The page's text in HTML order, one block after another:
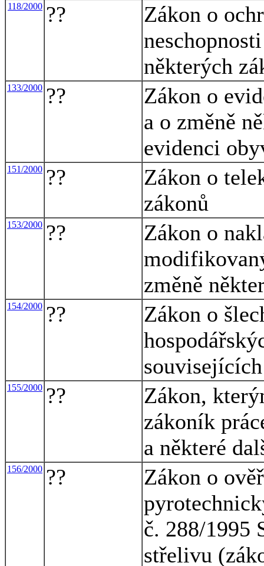
118/2000 ??
Zákon o
některých
133/2000 ??
Zákon o
a o změně
evidenci
151/2000 ??
Zákon o
zákonů
153/2000 ??
Zákon o
změně
154/2000 ??
Zákon o
155/2000 ??
Zákon,
zákoník
a některé
156/2000 ??
Zákon o
č. 288/1995
střelivu